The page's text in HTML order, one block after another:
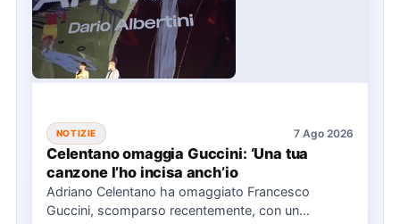
NOTIZIE 7 Ago 2026
Celentano omaggia Guccini: ‘Una tua
canzone l’ho incisa anch’io
Adriano Celentano ha omaggiato Francesco
Guccini, scomparso recentemente, con un